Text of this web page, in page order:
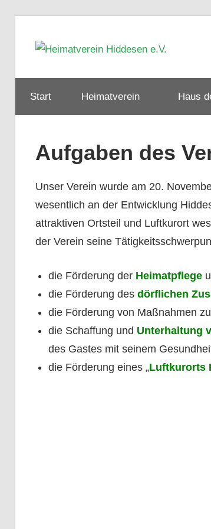
Inhalt
Start Heimatverein Haus
Aufgaben des
Unser Verein wurde am 20.
wesentlich an der Entwicklung
attraktiven Ortsteil und Luftkurort
der Verein seine
die Förderung der Heimatpflege
die Förderung des dörflichen
die Förderung von Maßnahmen
die Schaffung und Unterhaltung
des Gastes mit seinem
die Förderung eines „Luftkurorts